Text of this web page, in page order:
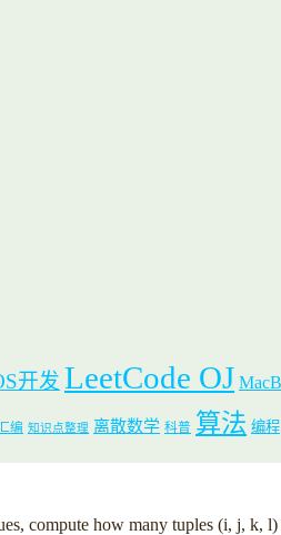
开发 LeetCode OJ
编 知识点整理 离散数学 科普 算法 编程
compute how many tuples (i, j, k,